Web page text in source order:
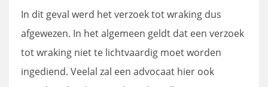
In dit geval werd het verzoek tot wraking dus
afgewezen. In het algemeen geldt dat een verzoek
tot wraking niet te lichtvaardig moet worden
ingediend. Veelal zal een advocaat hier ook